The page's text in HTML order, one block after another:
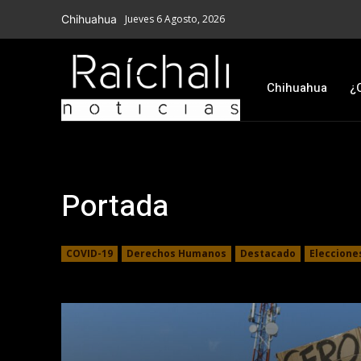
Chihuahua Jueves 6 Agosto, 2026
Chihuahua
Portada
COVID-19 Derechos Humanos Destacado